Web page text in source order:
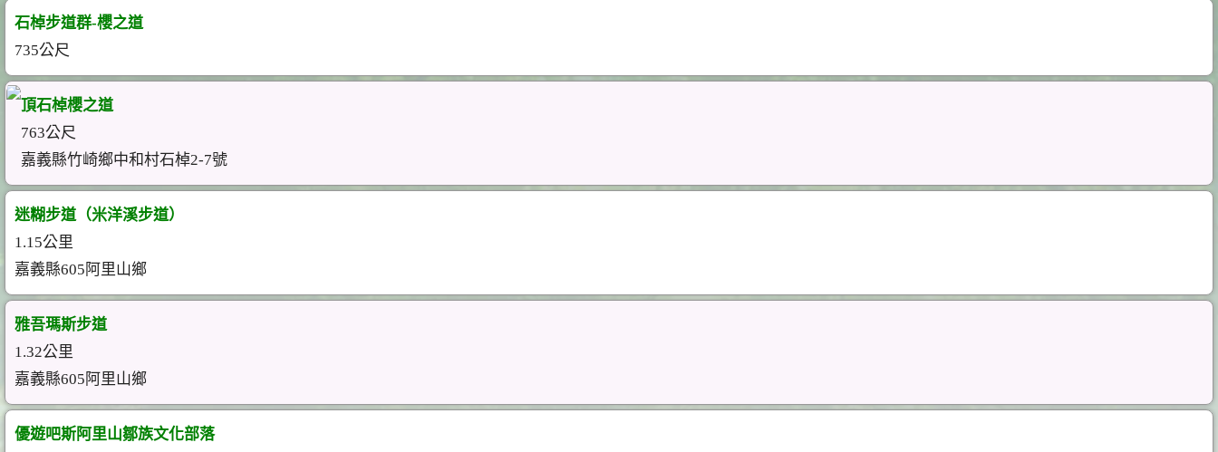
石棹步道群-櫻之道
735公尺
頂石棹櫻之道
763公尺
嘉義縣竹崎鄉中和村石棹2-7號
迷糊步道（米洋溪步道）
1.15公里
嘉義縣605阿里山鄉
雅吾瑪斯步道
1.32公里
嘉義縣605阿里山鄉
優遊吧斯阿里山鄒族文化部落